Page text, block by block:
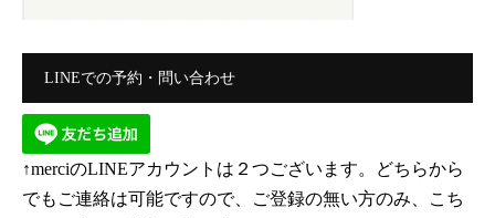
LINEでの予約・問い合わせ
↑merciのLINEアカウントは２つございます。どちらから
でもご連絡は可能ですので、ご登録の無い方のみ、こち